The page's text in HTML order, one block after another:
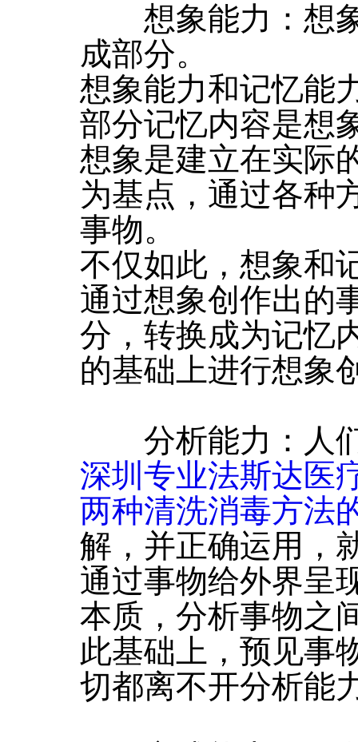
想象能力：想象
成部分。
想象能力和记忆能
部分记忆内容是想
想象是建立在实际
为基点，通过各种
事物。
不仅如此，想象和
通过想象创作出的
分，转换成为记忆
的基础上进行想象
分析能力：人们
深圳专业法斯达医
两种清洗消毒方法
解，并正确运用，
通过事物给外界呈
本质，分析事物之
此基础上，预见事
切都离不开分析能